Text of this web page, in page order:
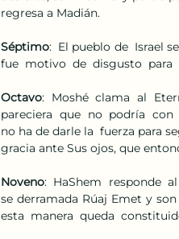
regresa a Madián.
Séptimo:  El pueblo de  Israel
fue  motivo  de  disgusto  para
Octavo:  Moshé  clama  al
pareciera  que  no  podría
no ha de darle la  fuerza para
gracia ante Sus ojos, que
Noveno:  HaShem  responde
se derramada Rúaj Emet y
esta  manera  queda